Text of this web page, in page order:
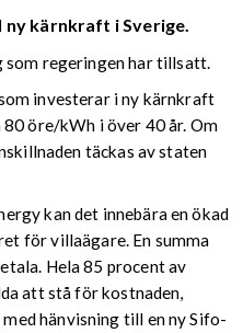
kärnkraft i Sverige.
regeringen har tillsatt.
investerar i ny kärnkraft
öre/kWh i över 40 år. Om
täckas av staten
kan det innebära en ökad
för villaägare. En summa
Hela 85 procent av
att stå för kostnaden,
hänvisning till en ny Sifo-